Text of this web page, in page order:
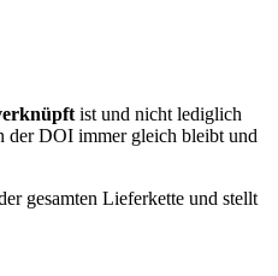
ist und nicht lediglich
der DOI immer gleich bleibt und
gesamten Lieferkette und stellt